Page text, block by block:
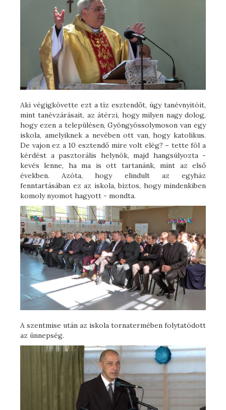
Aki végigkövette ezt a tíz esztendőt, úgy tanévnyitóit,
mint tanévzárásait, az átérzi, hogy milyen nagy dolog,
hogy ezen a településen, Gyöngyössolymoson van egy
iskola, amelyiknek a nevében ott van, hogy katolikus.
De vajon ez a 10 esztendő mire volt elég? – tette föl a
kérdést a pasztorális helynök, majd hangsúlyozta -
kevés lenne, ha ma is ott tartanánk, mint az első
években. Azóta, hogy elindult az egyház
fenntartásában ez az iskola, biztos, hogy mindenkiben
komoly nyomot hagyott - mondta.
A szentmise után az iskola tornatermében folytatódott
az ünnepség.